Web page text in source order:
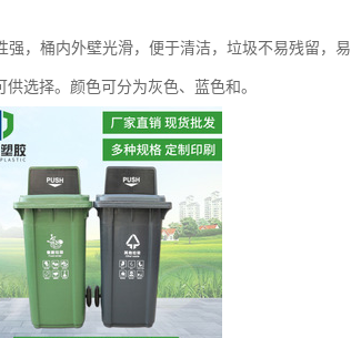
，桶内外壁光滑，便于清洁，垃圾不易残留，
选择。颜色可分为灰色、蓝色和。